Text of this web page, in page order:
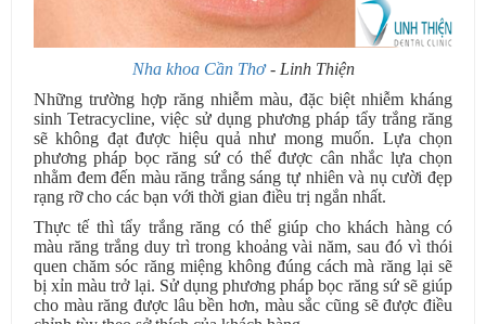
Nha khoa Cần Thơ- Linh Thiện
Những trường hợp răng nhiễm màu, đặc biệt nhiễm kháng
sinh Tetracycline, việc sử dụng phương pháp tẩy trắng răng
sẽ không đạt được hiệu quả như mong muốn. Lựa chọn
phương pháp bọc răng sứ có thể được cân nhắc lựa chọn
nhằm đem đến màu răng trắng sáng tự nhiên và nụ cười đẹp
rạng rỡ cho các bạn với thời gian điều trị ngắn nhất.
Thực tế thì tẩy trắng răng có thể giúp cho khách hàng có
màu răng trắng duy trì trong khoảng vài năm, sau đó vì thói
quen chăm sóc răng miệng không đúng cách mà răng lại sẽ
bị xỉn màu trở lại. Sử dụng phương pháp bọc răng sứ sẽ giúp
cho màu răng được lâu bền hơn, màu sắc cũng sẽ được điều